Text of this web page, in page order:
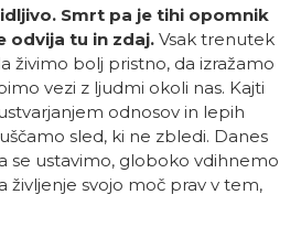
Smrt pa je tihi opomnik
odvija tu in zdaj. Vsak trenutek
živimo bolj pristno, da izražamo
vezi z ljudmi okoli nas. Kajti
odnosov in lepih
sled, ki ne zbledi. Danes
se ustavimo, globoko vdihnemo
življenje svojo moč prav v tem,